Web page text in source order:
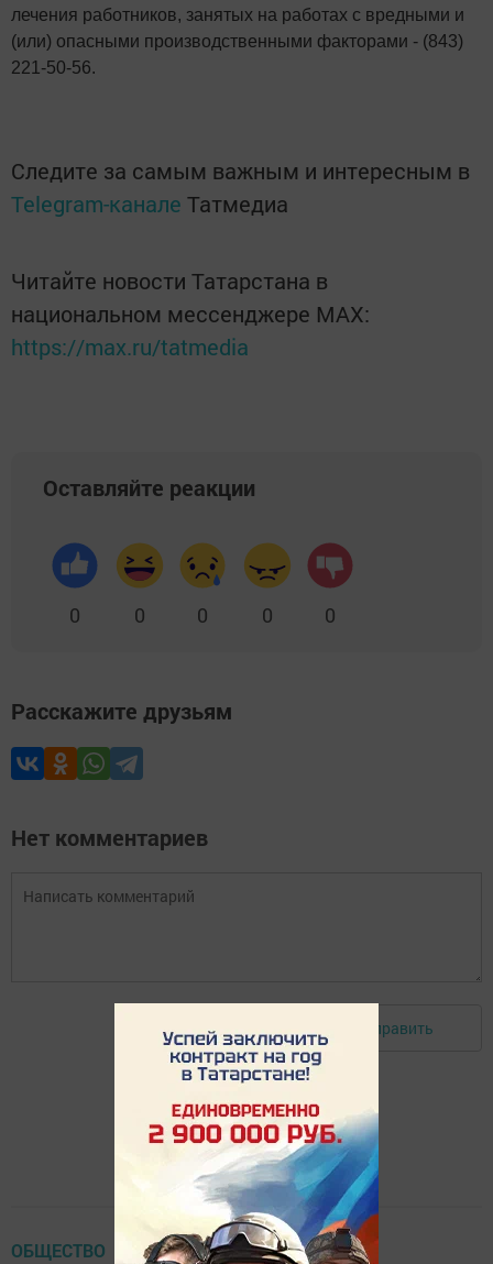
лечения работников, занятых на работах с вредными и
(или) опасными производственными факторами - (843)
221-50-56.
Следите за самым важным и интересным в
Telegram-канале Татмедиа
Читайте новости Татарстана в
национальном мессенджере MАХ:
https://max.ru/tatmedia
Оставляйте реакции
0 0 0 0 0
Расскажите друзьям
Нет комментариев
Авторизоваться Отправить
ОБЩЕСТВО